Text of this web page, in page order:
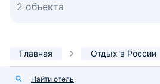
2 объекта
Главная Отдых в России
Найти отель